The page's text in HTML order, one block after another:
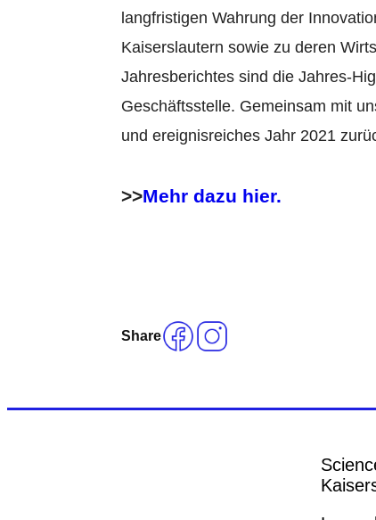
langfristigen Wahrung der
Kaiserslautern sowie zu deren
Jahresberichtes sind die Jahres-
Geschäftsstelle. Gemeinsam mit
und ereignisreiches Jahr 2021
>>Mehr dazu hier.
Share